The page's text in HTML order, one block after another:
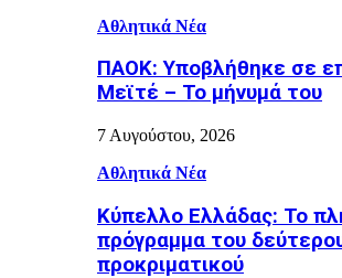
Αθλητικά Νέα
ΠΑΟΚ: Υποβλήθηκε σε
Μεϊτέ – Το μήνυμά του
7 Αυγούστου, 2026
Αθλητικά Νέα
Κύπελλο Ελλάδας: Το
πρόγραμμα του
προκριματικού